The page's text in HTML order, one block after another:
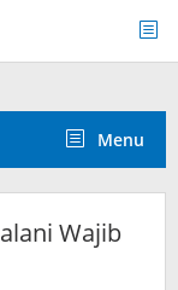
Menu
Wajib